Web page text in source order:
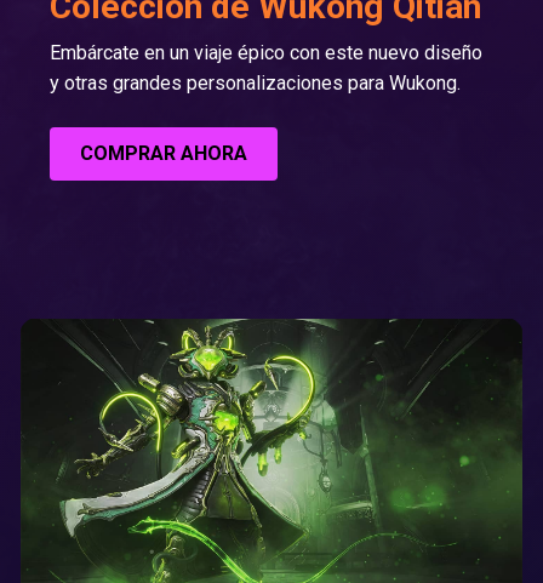
Embárcate en un viaje épico con este nuevo diseño
y otras grandes personalizaciones para Wukong.
COMPRAR AHORA